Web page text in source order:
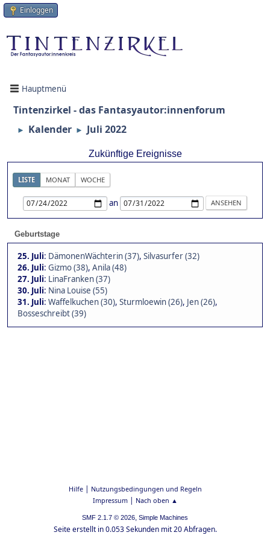
Einloggen
Hauptmenü
Tintenzirkel - das Fantasyautor:innenforum
► Kalender ► Juli 2022
Zukünftige Ereignisse
LISTE MONAT WOCHE
an
Geburtstage
25. Juli: DämonenWächterin (37), Silvasurfer (32)
26. Juli: Gizmo (38), Anila (48)
27. Juli: LinaFranken (37)
30. Juli: Nina Louise (55)
31. Juli: Waffelkuchen (30), Sturmloewin (26), Jen (26),
Bosseschreibt (39)
Hilfe| Nutzungsbedingungen und Regeln
Impressum| Nach oben ▲
SMF 2.1.7 © 2026, Simple Machines
Seite erstellt in 0.053 Sekunden mit 20 Abfragen.